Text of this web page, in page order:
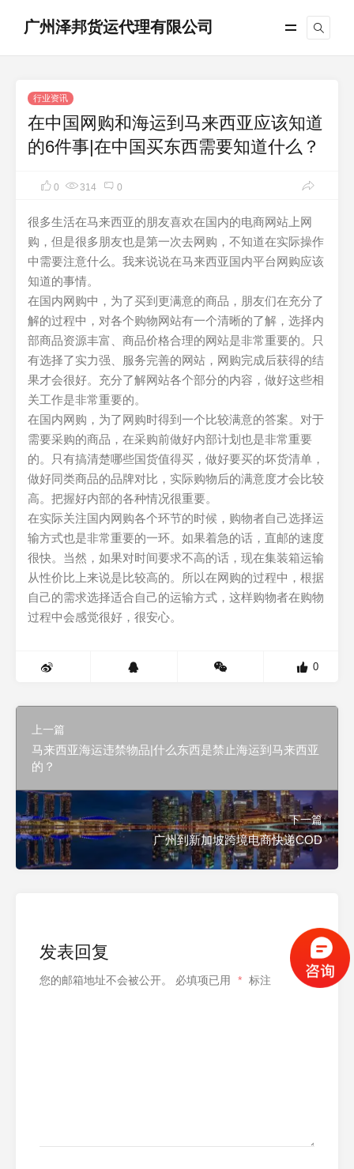
广州泽邦货运代理有限公司
行业资讯
在中国网购和海运到马来西亚应该知道
的6件事|在中国买东西需要知道什么？
0 314 0
很多生活在马来西亚的朋友喜欢在国内的电商网站上网
购，但是很多朋友也是第一次去网购，不知道在实际操作
中需要注意什么。我来说说在马来西亚国内平台网购应该
知道的事情。
在国内网购中，为了买到更满意的商品，朋友们在充分了
解的过程中，对各个购物网站有一个清晰的了解，选择内
部商品资源丰富、商品价格合理的网站是非常重要的。只
有选择了实力强、服务完善的网站，网购完成后获得的结
果才会很好。充分了解网站各个部分的内容，做好这些相
关工作是非常重要的。
在国内网购，为了网购时得到一个比较满意的答案。对于
需要采购的商品，在采购前做好内部计划也是非常重要
的。只有搞清楚哪些国货值得买，做好要买的坏货清单，
做好同类商品的品牌对比，实际购物后的满意度才会比较
高。把握好内部的各种情况很重要。
在实际关注国内网购各个环节的时候，购物者自己选择运
输方式也是非常重要的一环。如果着急的话，直邮的速度
很快。当然，如果对时间要求不高的话，现在集装箱运输
从性价比上来说是比较高的。所以在网购的过程中，根据
自己的需求选择适合自己的运输方式，这样购物者在购物
过程中会感觉很好，很安心。
0
上一篇
马来西亚海运违禁物品|什么东西是禁止海运到马来西亚
的？
下一篇
广州到新加坡跨境电商快递COD
发表回复
您的邮箱地址不会被公开。 必填项已用 * 标注